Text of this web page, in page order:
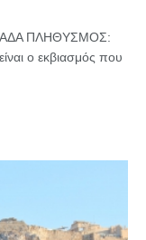
ΠΛΗΘΥΣΜΟΣ:
ο εκβιασμός που